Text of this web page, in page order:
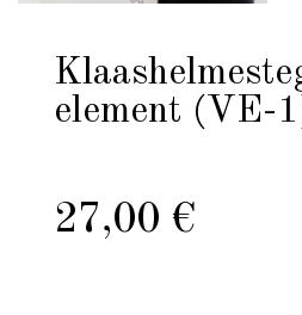
element (VE-
27,00 €